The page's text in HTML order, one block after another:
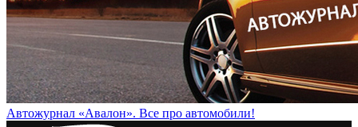
Автожурнал «Авалон». Все про автомобили!